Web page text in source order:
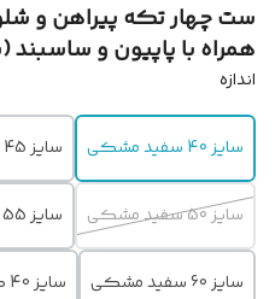
ست چهار تکه پیراهن و
همراه با پاپیون و
اندازه
سایز 40 سفید مشکی سایز 45 سفید مشکی
سایز 50 سفید مشکی سایز 55 سفید مشکی
سایز 60 سفید مشکی سایز 40 کرمی